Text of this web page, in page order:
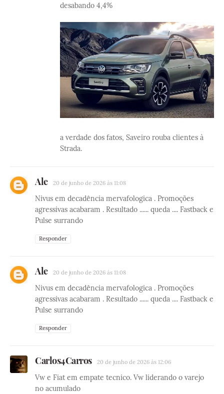
desabando 4,4%
a verdade dos fatos, Saveiro rouba clientes à
Strada.
Ale 20 de junho de 2026 às 11:08
Nivus em decadência mervafologica . Promoções
agressivas acabaram . Resultado ...... queda .... Fastback e
Pulse surrando
Responder
Ale 20 de junho de 2026 às 11:08
Nivus em decadência mervafologica . Promoções
agressivas acabaram . Resultado ...... queda .... Fastback e
Pulse surrando
Responder
Carlos4Carros 20 de junho de 2026 às 12:06
Vw e Fiat em empate tecnico. Vw liderando o varejo
no acumulado